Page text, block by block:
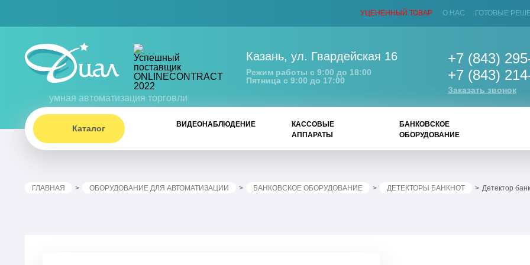
УЦЕНЕННЫЙ ТОВАР О НАС ГОТОВЫЕ
умная автоматизация торговли
Казань, ул. Гвардейская 16
Режим работы с 9:00 до 18:00
Пятница с 9:00 до 17:00
+7 (843)
+7 (843)
Заказать звонок
Каталог ВИДЕОНАБЛЮДЕНИЕ
КАССОВЫЕ
АППАРАТЫ
БАНКОВСКОЕ
ОБОРУДОВАНИЕ
ГЛАВНАЯ ОБОРУДОВАНИЕ ДЛЯ АВТОМАТИЗАЦИИ БАНКОВСКОЕ ОБОРУДОВАНИЕ ДЕТЕКТОРЫ БАНКНОТ Детектор